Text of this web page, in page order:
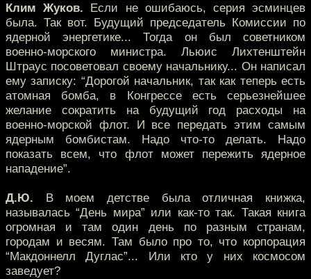
Клим Жуков. Если не ошибаюсь, серия эсминцев
была. Так вот. Будущий председатель Комиссии по
ядерной энергетике... Тогда он был советником
военно-морского министра. Льюис Лихтенштейн
Штраус посоветовал своему начальнику... Он написал
ему записку: “Дорогой начальник, так как теперь есть
атомная бомба, в Конгрессе есть серьезнейшее
желание сократить на будущий год расходы на
военно-морской флот. И все передать этим самым
ядерным бомбистам. Надо что-то делать. Надо
показать всем, что флот может пережить ядерное
нападение”.
Д.Ю. В моем детстве была отличная книжка,
называлась “День мира” или как-то так. Такая книга
огромная и там один день по разным странам,
городам и весям. Там было про то, что корпорация
“Макдоннелл Дуглас”... Или кто у них космосом
заведует?